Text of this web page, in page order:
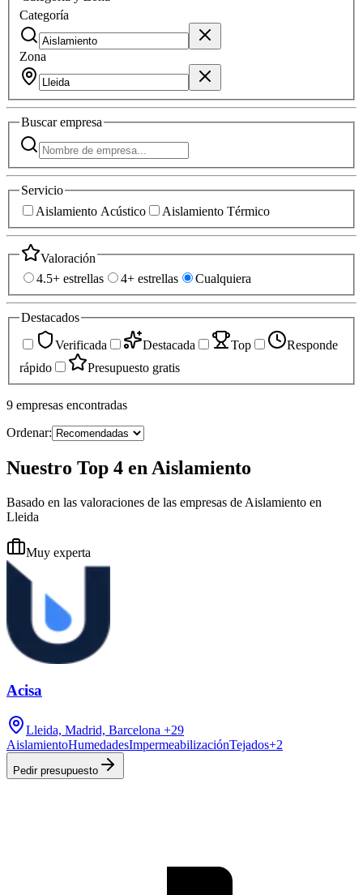
Categoría
Zona
Buscarempresa
Servicio
Aislamiento Acústico
Aislamiento Térmico
Valoración
4.5+ estrellas
4+ estrellas Cualquiera
Destacados
Verificada
Destacada Top
Responde
rápido
Presupuesto gratis
9 empresas encontradas
Ordenar:
Nuestro Top 4 en Aislamiento
Basado en las valoraciones de las empresas de Aislamiento en
Lleida
Muy experta
Acisa
Lleida, Madrid, Barcelona +29
AislamientoHumedadesImpermeabilizaciónTejados+2
Pedir presupuesto